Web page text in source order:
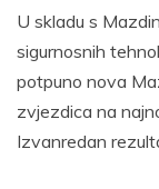
U skladu s
sigurnosnih
potpuno nova
zvjezdica na
Izvanredan